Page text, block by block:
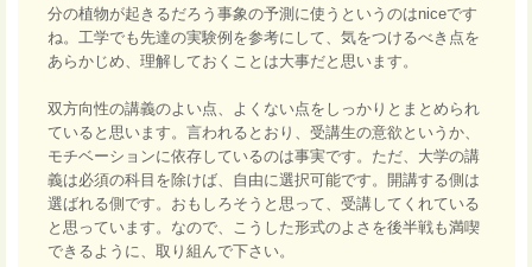
分の植物が起きるだろう事象の予測に使うというのはniceです
ね。工学でも先達の実験例を参考にして、気をつけるべき点を
あらかじめ、理解しておくことは大事だと思います。
双方向性の講義のよい点、よくない点をしっかりとまとめられ
ていると思います。言われるとおり、受講生の意欲というか、
モチベーションに依存しているのは事実です。ただ、大学の講
義は必須の科目を除けば、自由に選択可能です。開講する側は
選ばれる側です。おもしろそうと思って、受講してくれている
と思っています。なので、こうした形式のよさを後半戦も満喫
できるように、取り組んで下さい。